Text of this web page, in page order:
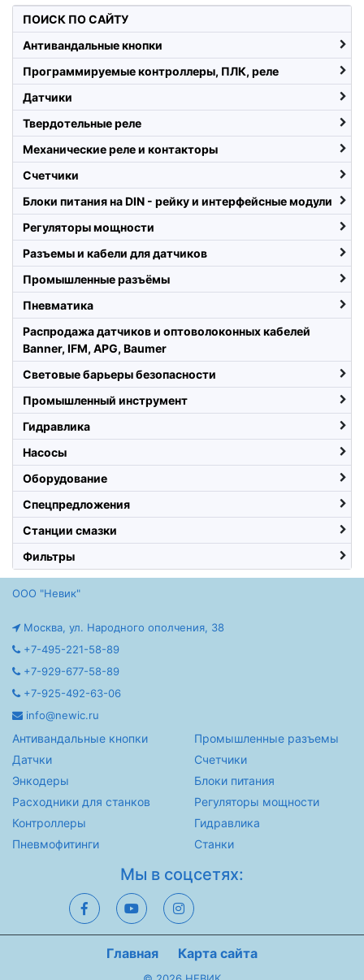
ПОИСК ПО САЙТУ
Антивандальные кнопки
Программируемые контроллеры, ПЛК, реле
Датчики
Твердотельные реле
Механические реле и контакторы
Счетчики
Блоки питания на DIN - рейку и интерфейсные модули
Регуляторы мощности
Разъемы и кабели для датчиков
Промышленные разъёмы
Пневматика
Распродажа датчиков и оптоволоконных кабелей
Banner, IFM, APG, Baumer
Световые барьеры безопасности
Промышленный инструмент
Гидравлика
Насосы
Оборудование
Спецпредложения
Станции смазки
Фильтры
ООО "Невик"
Москва, ул. Народного ополчения, 38
+7-495-221-58-89
+7-929-677-58-89
+7-925-492-63-06
info@newic.ru
Антивандальные кнопки
Датчки
Энкодеры
Расходники для станков
Контроллеры
Пневмофитинги
Промышленные разъемы
Счетчики
Блоки питания
Регуляторы мощности
Гидравлика
Станки
Мы в соцсетях:
Главная Карта сайта